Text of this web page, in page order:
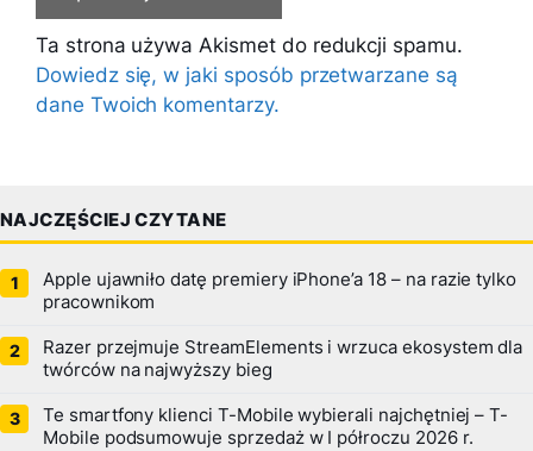
Ta strona używa Akismet do redukcji spamu.
Dowiedz się, w jaki sposób przetwarzane są
dane Twoich komentarzy.
NAJCZĘŚCIEJ CZYTANE
Apple ujawniło datę premiery iPhone’a 18 – na razie tylko
pracownikom
Razer przejmuje StreamElements i wrzuca ekosystem dla
twórców na najwyższy bieg
Te smartfony klienci T-Mobile wybierali najchętniej – T-
Mobile podsumowuje sprzedaż w I półroczu 2026 r.